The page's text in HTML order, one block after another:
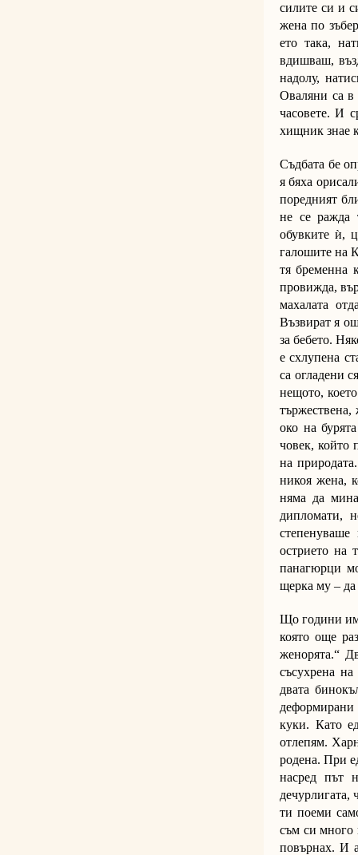
силите си и
жена по
ето така,
вдишваш,
надолу,
Оваляни са в
часовете. И
хищник знае
Съдбата бе
я бяха
поредният
не се ражда
обувките ѝ,
галошите на
тя бременна
провижда,
махалата
Възвират я
за бебето.
е схлупена
са огладени
нещото,
око на
човек, който
на
никоя жена,
няма да
дипломати,
острието на
панагюрци
щерка му – да
Що години
която още
женорята.“
съсухрена
двата
деформирани
куки. Като
отлепям.
родена. При
насред път
дечурлигата,
ти поеми
съм си много
повърнах. И